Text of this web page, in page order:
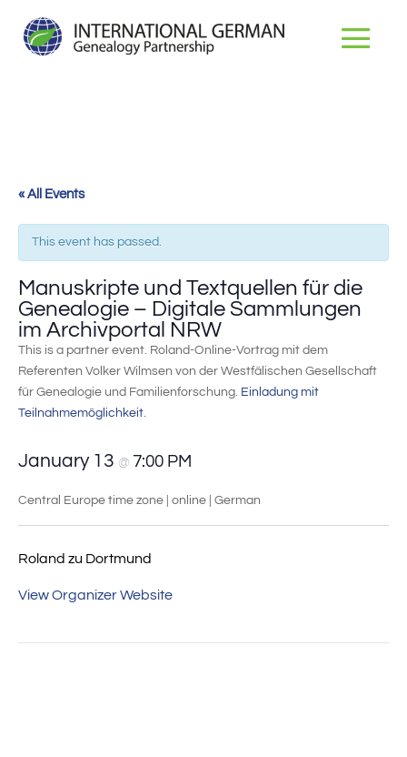
« All Events
This event has passed.
Manuskripte und Textquellen für die
Genealogie – Digitale Sammlungen
im Archivportal NRW
This is a partner event. Roland-Online-Vortrag mit dem
Referenten Volker Wilmsen von der Westfälischen Gesellschaft
für Genealogie und Familienforschung. Einladung mit
Teilnahmemöglichkeit.
January 13 @ 7:00 PM
Central Europe time zone | online | German
Roland zu Dortmund
View Organizer Website